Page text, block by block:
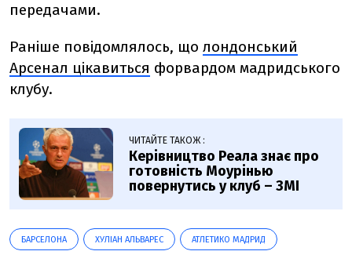
передачами.
Раніше повідомлялось, що лондонський
Арсенал цікавиться форвардом мадридського
клубу.
ЧИТАЙТЕ ТАКОЖ :
Керівництво Реала знає про
готовність Моурінью
повернутись у клуб – ЗМІ
БАРСЕЛОНА ХУЛІАН АЛЬВАРЕС АТЛЕТИКО МАДРИД